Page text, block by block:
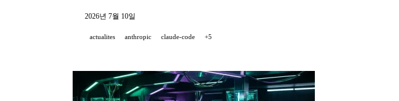
2026년 7월 10일
actualites anthropic claude-code +5